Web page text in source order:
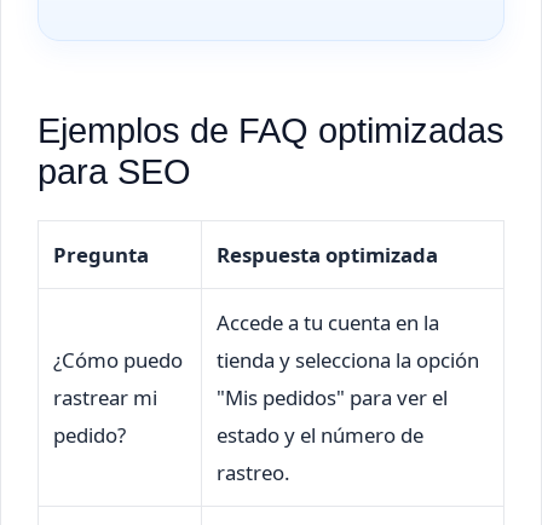
Ejemplos de FAQ optimizadas
para SEO
Pregunta Respuesta optimizada
¿Cómo puedo
rastrear mi
pedido?
Accede a tu cuenta en la
tienda y selecciona la opción
"Mis pedidos" para ver el
estado y el número de
rastreo.